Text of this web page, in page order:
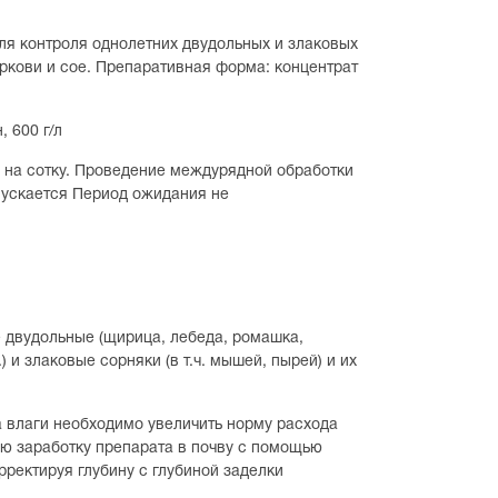
контроля однолетних двудольных и злаковых
и сое. Препаративная форма: концентрат
600 г/л
сотку. Проведение междурядной обработки
Период ожидания не
двудольные (щирица, лебеда, ромашка,
и злаковые сорняки (в т.ч. мышей, пырей) и их
влаги необходимо увеличить норму расхода
заработку препарата в почву с помощью
глубину с глубиной заделки